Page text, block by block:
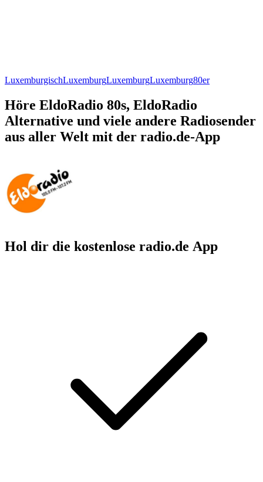
LuxemburgischLuxemburgLuxemburgLuxemburg80er
Höre EldoRadio 80s, EldoRadio
Alternative und viele andere Radiosender
aus aller Welt mit der radio.de-App
Hol dir die kostenlose radio.de App